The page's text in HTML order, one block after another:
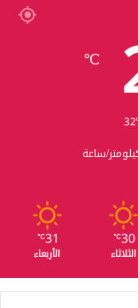
℃
30
℃
الثلاثاء
31
℃
الأربعاء